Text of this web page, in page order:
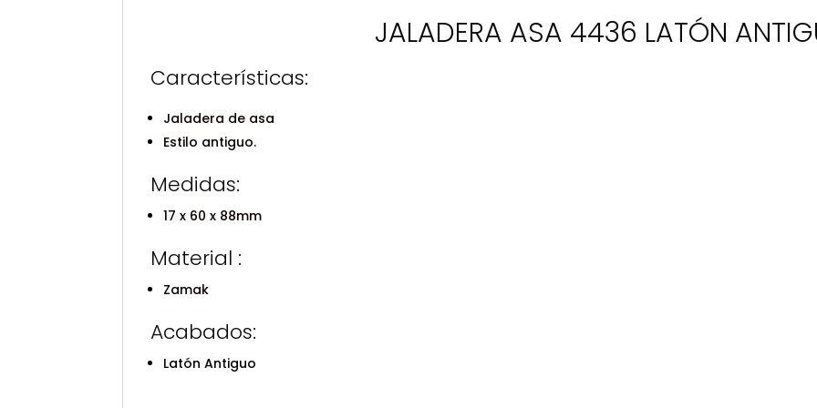
JALADERA ASA 4436 LATÓN
Características:
Jaladera de asa
Estilo antiguo.
Medidas:
17 x 60 x 88mm
Material :
Zamak
Acabados:
Latón Antiguo